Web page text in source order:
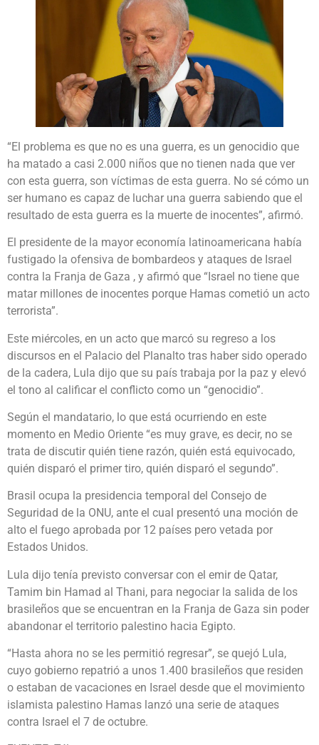
“El problema es que no es una guerra, es un genocidio que
ha matado a casi 2.000 niños que no tienen nada que ver
con esta guerra, son víctimas de esta guerra. No sé cómo un
ser humano es capaz de luchar una guerra sabiendo que el
resultado de esta guerra es la muerte de inocentes”, afirmó.
El presidente de la mayor economía latinoamericana había
fustigado la ofensiva de bombardeos y ataques de Israel
contra la Franja de Gaza , y afirmó que “Israel no tiene que
matar millones de inocentes porque Hamas cometió un acto
terrorista”.
Este miércoles, en un acto que marcó su regreso a los
discursos en el Palacio del Planalto tras haber sido operado
de la cadera, Lula dijo que su país trabaja por la paz y elevó
el tono al calificar el conflicto como un “genocidio”.
Según el mandatario, lo que está ocurriendo en este
momento en Medio Oriente “es muy grave, es decir, no se
trata de discutir quién tiene razón, quién está equivocado,
quién disparó el primer tiro, quién disparó el segundo”.
Brasil ocupa la presidencia temporal del Consejo de
Seguridad de la ONU, ante el cual presentó una moción de
alto el fuego aprobada por 12 países pero vetada por
Estados Unidos.
Lula dijo tenía previsto conversar con el emir de Qatar,
Tamim bin Hamad al Thani, para negociar la salida de los
brasileños que se encuentran en la Franja de Gaza sin poder
abandonar el territorio palestino hacia Egipto.
“Hasta ahora no se les permitió regresar”, se quejó Lula,
cuyo gobierno repatrió a unos 1.400 brasileños que residen
o estaban de vacaciones en Israel desde que el movimiento
islamista palestino Hamas lanzó una serie de ataques
contra Israel el 7 de octubre.